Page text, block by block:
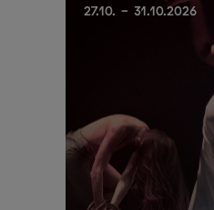
27.10. - 31.10.2026